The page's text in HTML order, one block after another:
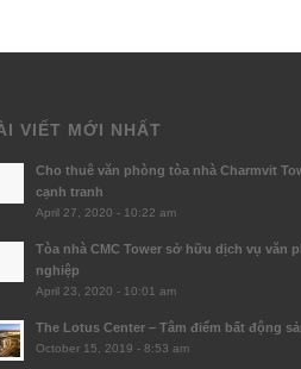
VIẾT MỚI NHẤT
Cho thuê văn phòng tòa nhà Charmvit
cạnh tranh
April 27, 2020 - 10:22 am
Tòa nhà CMC Tower sở hữu dịch vụ văn
nghiệp
April 23, 2020 - 10:01 am
The Lotus Center – Tâm điểm bất động
October 15, 2019 - 8:53 am